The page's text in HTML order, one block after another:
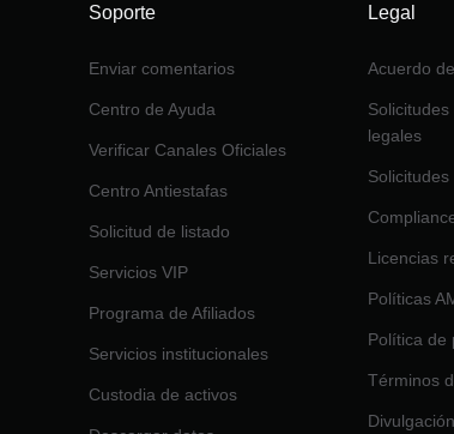
Soporte
Enviar comentarios
Centro de Ayuda
Verificar Canales Oficiales
Centro Antiestafas
Solicitud de listado
Servicios VIP
Programa de Afiliados
Servicios institucionales
Custodia de activos
Legal
Acuerdo
legales
Licencias
Políticas
Política de
Términos